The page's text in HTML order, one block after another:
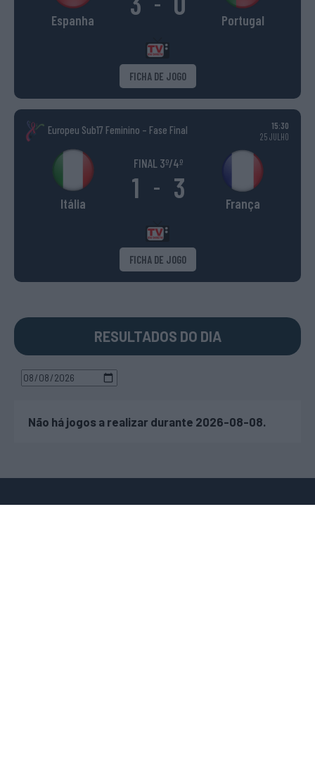
Espanha Portugal
FICHA DE JOGO
Europeu Sub17 Feminino – Fase Final
15:30
25 JULHO
Itália
FINAL 3º/4º
1 - 3 França
FICHA DE JOGO
RESULTADOS DO DIA
Não há jogos a realizar durante 2026-08-08.